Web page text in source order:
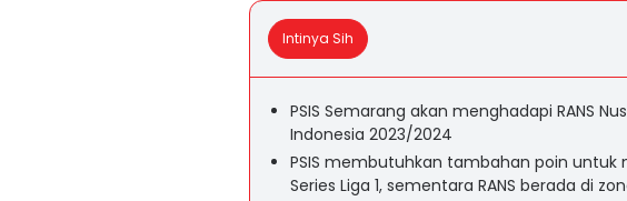
Intinya Sih
PSIS Semarang akan menghadapi RANS
Indonesia 2023/2024
PSIS membutuhkan tambahan poin
Series Liga 1, sementara RANS berada di